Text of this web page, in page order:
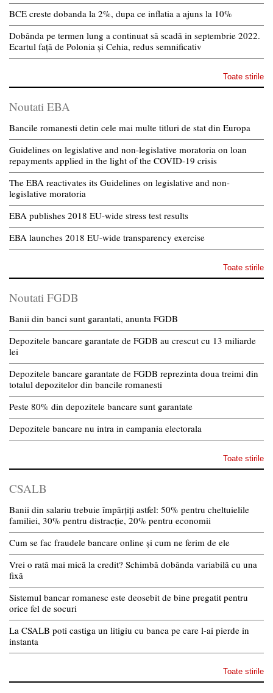
BCE creste dobanda la 2%, dupa ce inflatia a ajuns la 10%
Dobânda pe termen lung a continuat să scadă in septembrie 2022.
Ecartul față de Polonia și Cehia, redus semnificativ
Toate stirile
Noutati EBA
Bancile romanesti detin cele mai multe titluri de stat din Europa
Guidelines on legislative and non-legislative moratoria on loan
repayments applied in the light of the COVID-19 crisis
The EBA reactivates its Guidelines on legislative and non-
legislative moratoria
EBA publishes 2018 EU-wide stress test results
EBA launches 2018 EU-wide transparency exercise
Toate stirile
Noutati FGDB
Banii din banci sunt garantati, anunta FGDB
Depozitele bancare garantate de FGDB au crescut cu 13 miliarde
lei
Depozitele bancare garantate de FGDB reprezinta doua treimi din
totalul depozitelor din bancile romanesti
Peste 80% din depozitele bancare sunt garantate
Depozitele bancare nu intra in campania electorala
Toate stirile
CSALB
Banii din salariu trebuie împărțiți astfel: 50% pentru cheltuielile
familiei, 30% pentru distracție, 20% pentru economii
Cum se fac fraudele bancare online și cum ne ferim de ele
Vrei o rată mai mică la credit? Schimbă dobânda variabilă cu una
fixă
Sistemul bancar romanesc este deosebit de bine pregatit pentru
orice fel de socuri
La CSALB poti castiga un litigiu cu banca pe care l-ai pierde in
instanta
Toate stirile